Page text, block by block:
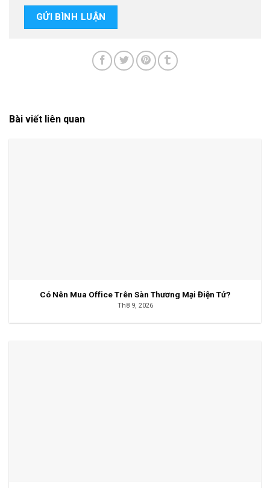
Bài viết liên quan
Có Nên Mua Office Trên Sàn Thương Mại Điện Tử?
Th8 9, 2026